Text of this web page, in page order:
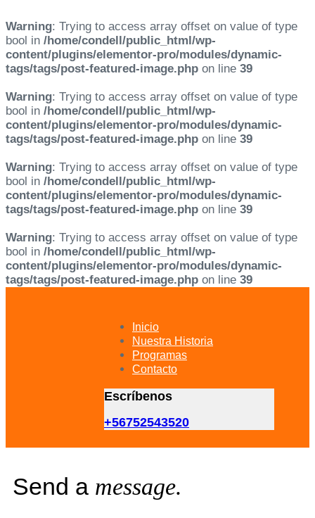
Warning: Trying to access array offset on value of type
bool in /home/condell/public_html/wp-
content/plugins/elementor-pro/modules/dynamic-
tags/tags/post-featured-image.php on line 39
Warning: Trying to access array offset on value of type
bool in /home/condell/public_html/wp-
content/plugins/elementor-pro/modules/dynamic-
tags/tags/post-featured-image.php on line 39
Warning: Trying to access array offset on value of type
bool in /home/condell/public_html/wp-
content/plugins/elementor-pro/modules/dynamic-
tags/tags/post-featured-image.php on line 39
Warning: Trying to access array offset on value of type
bool in /home/condell/public_html/wp-
content/plugins/elementor-pro/modules/dynamic-
tags/tags/post-featured-image.php on line 39
Inicio
Nuestra Historia
Programas
Contacto
Escríbenos
+56752543520
Send a message.